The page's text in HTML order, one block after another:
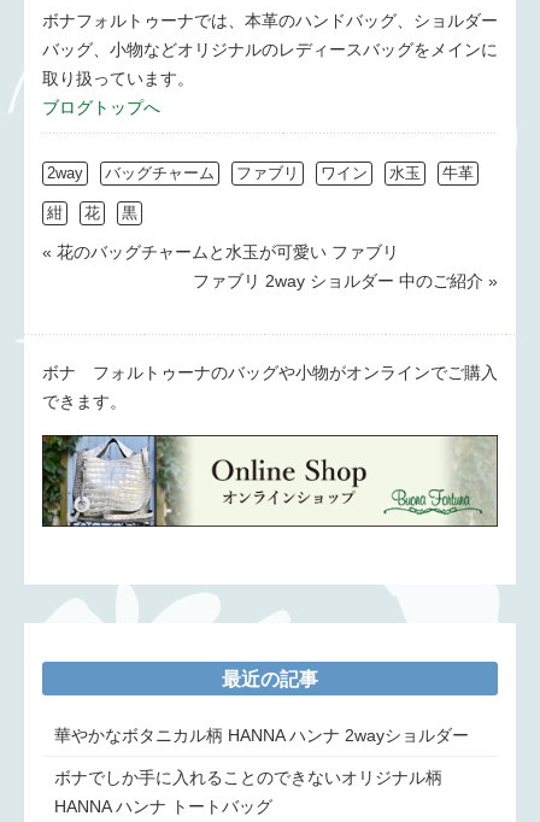
ボナフォルトゥーナでは、本革のハンドバッグ、ショルダー
バッグ、小物などオリジナルのレディースバッグをメインに
取り扱っています。
ブログトップへ
2way バッグチャーム ファブリ ワイン 水玉 牛革
紺 花 黒
« 花のバッグチャームと水玉が可愛い ファブリ
ファブリ 2way ショルダー 中のご紹介 »
ボナ フォルトゥーナのバッグや小物がオンラインでご購入
できます。
最近の記事
華やかなボタニカル柄 HANNA ハンナ 2wayショルダー
ボナでしか手に入れることのできないオリジナル柄
HANNA ハンナ トートバッグ